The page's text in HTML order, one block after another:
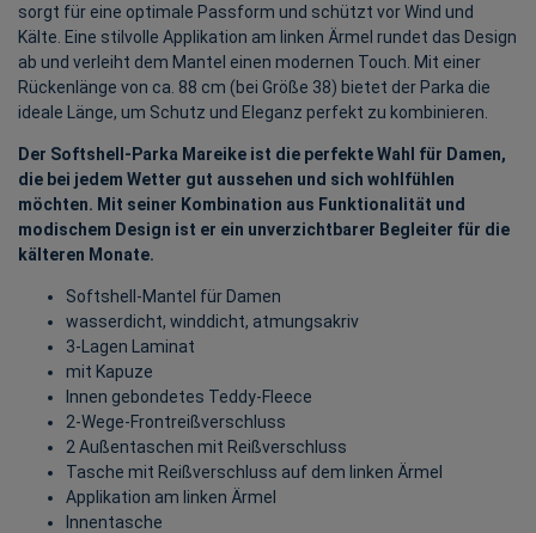
sorgt für eine optimale Passform und schützt vor Wind und
Kälte. Eine stilvolle Applikation am linken Ärmel rundet das Design
ab und verleiht dem Mantel einen modernen Touch. Mit einer
Rückenlänge von ca. 88 cm (bei Größe 38) bietet der Parka die
ideale Länge, um Schutz und Eleganz perfekt zu kombinieren.
Der Softshell-Parka Mareike ist die perfekte Wahl für Damen,
die bei jedem Wetter gut aussehen und sich wohlfühlen
möchten. Mit seiner Kombination aus Funktionalität und
modischem Design ist er ein unverzichtbarer Begleiter für die
kälteren Monate.
Softshell-Mantel für Damen
wasserdicht, winddicht, atmungsakriv
3-Lagen Laminat
mit Kapuze
Innen gebondetes Teddy-Fleece
2-Wege-Frontreißverschluss
2 Außentaschen mit Reißverschluss
Tasche mit Reißverschluss auf dem linken Ärmel
Applikation am linken Ärmel
Innentasche